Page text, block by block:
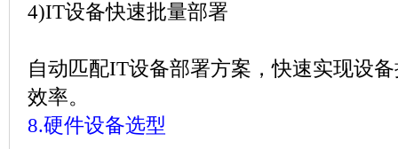
4)IT设备快速批量部署
自动匹配IT设备部署方案，快速实现设
效率。
8.硬件设备选型